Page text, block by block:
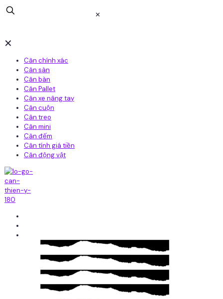
✕
✕
Cân chính xác
Cân sàn
Cân bàn
Cân Pallet
Cân xe nâng tay
Cân cuộn
Cân treo
Cân mini
Cân đếm
Cân tính giá tiền
Cân động vật